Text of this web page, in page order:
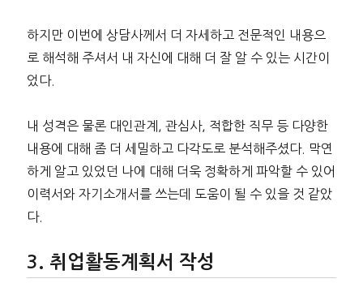
하지만 이번에 상담사께서 더 자세하고 전문적인 내용으
로 해석해 주셔서 내 자신에 대해 더 잘 알 수 있는 시간이
었다.
내 성격은 물론 대인관계, 관심사, 적합한 직무 등 다양한
내용에 대해 좀 더 세밀하고 다각도로 분석해주셨다. 막연
하게 알고 있었던 나에 대해 더욱 정확하게 파악할 수 있어
이력서와 자기소개서를 쓰는데 도움이 될 수 있을 것 같았
다.
취업활동계획서 작성